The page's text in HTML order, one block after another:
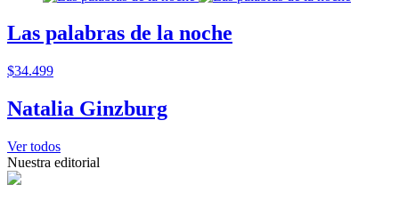
Las palabras de la noche
$34.499
Natalia Ginzburg
Ver todos
Nuestra editorial